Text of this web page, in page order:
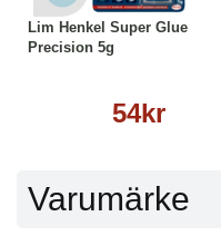
Lim Henkel Super Glue
Precision 5g
54kr
Varumärke